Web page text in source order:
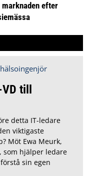
marknaden efter
VD till
detta IT-ledare
viktigaste
Möt Ewa Meurk,
som hjälper ledare
sin egen